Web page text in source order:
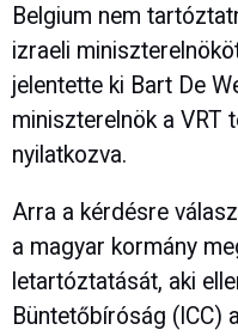
Belgium nem
izraeli
jelentette ki Bart De
miniszterelnök a VRT
nyilatkozva.
Arra a kérdésre
a magyar kormány
letartóztatását, aki
Büntetőbíróság (ICC)